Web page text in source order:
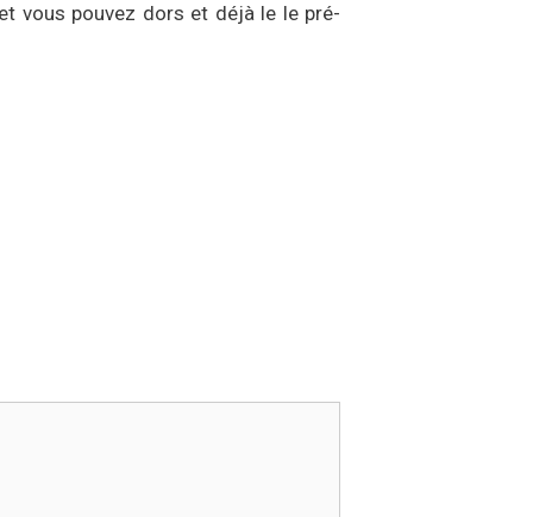
vous pouvez dors et déjà le le pré-